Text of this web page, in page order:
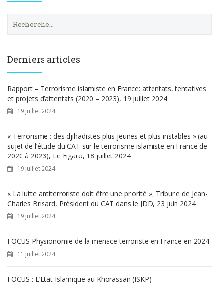
e
h
e
r
Derniers articles
Rapport – Terrorisme islamiste en France: attentats, tentatives
et projets d’attentats (2020 – 2023), 19 juillet 2024
19 juillet 2024
« Terrorisme : des djihadistes plus jeunes et plus instables » (au
sujet de l’étude du CAT sur le terrorisme islamiste en France de
2020 à 2023), Le Figaro, 18 juillet 2024
19 juillet 2024
« La lutte antiterroriste doit être une priorité », Tribune de Jean-
Charles Brisard, Président du CAT dans le JDD, 23 juin 2024
19 juillet 2024
FOCUS Physionomie de la menace terroriste en France en 2024
11 juillet 2024
FOCUS : L’Etat Islamique au Khorassan (ISKP)